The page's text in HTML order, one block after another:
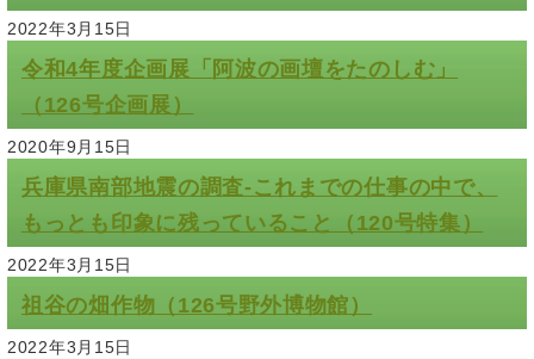
2022年3月15日
令和4年度企画展「阿波の画壇をたのしむ」
（126号企画展）
2020年9月15日
兵庫県南部地震の調査-これまでの仕事の中で、
もっとも印象に残っていること（120号特集）
2022年3月15日
祖谷の畑作物（126号野外博物館）
2022年3月15日